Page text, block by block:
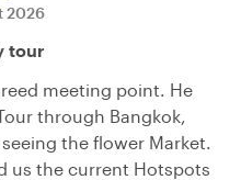
2026
tour
meeting point. He
through Bangkok,
the flower Market.
us the current Hotspots